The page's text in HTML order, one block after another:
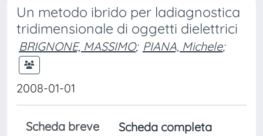
Un metodo ibrido per ladiagnostica
tridimensionale di oggetti dielettrici
BRIGNONE, MASSIMO; PIANA, Michele;
2008-01-01
Scheda breve
Scheda completa